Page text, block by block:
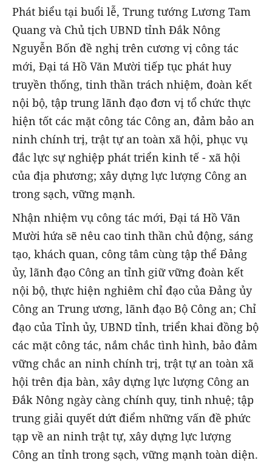
Phát biểu tại buổi lễ, Trung tướng Lương Tam
Quang và Chủ tịch UBND tỉnh Đắk Nông
Nguyễn Bốn đề nghị trên cương vị công tác
mới, Đại tá Hồ Văn Mười tiếp tục phát huy
truyền thống, tinh thần trách nhiệm, đoàn kết
nội bộ, tập trung lãnh đạo đơn vị tổ chức thực
hiện tốt các mặt công tác Công an, đảm bảo an
ninh chính trị, trật tự an toàn xã hội, phục vụ
đắc lực sự nghiệp phát triển kinh tế - xã hội
của địa phương; xây dựng lực lượng Công an
trong sạch, vững mạnh.
Nhận nhiệm vụ công tác mới, Đại tá Hồ Văn
Mười hứa sẽ nêu cao tinh thần chủ động, sáng
tạo, khách quan, công tâm cùng tập thể Đảng
ủy, lãnh đạo Công an tỉnh giữ vững đoàn kết
nội bộ, thực hiện nghiêm chỉ đạo của Đảng ủy
Công an Trung ương, lãnh đạo Bộ Công an; Chỉ
đạo của Tỉnh ủy, UBND tỉnh, triển khai đồng bộ
các mặt công tác, nắm chắc tình hình, bảo đảm
vững chắc an ninh chính trị, trật tự an toàn xã
hội trên địa bàn, xây dựng lực lượng Công an
Đắk Nông ngày càng chính quy, tinh nhuệ; tập
trung giải quyết dứt điểm những vấn đề phức
tạp về an ninh trật tự, xây dựng lực lượng
Công an tỉnh trong sạch, vững mạnh toàn diện.